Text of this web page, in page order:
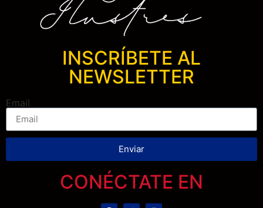
INSCRÍBETE AL
NEWSLETTER
Email
Enviar
CONÉCTATE EN